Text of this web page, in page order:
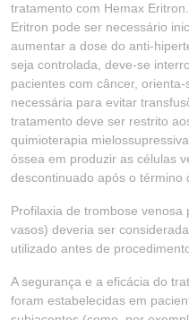
tratamento com Hemax
Eritron pode ser necessário
aumentar a dose do anti-
seja controlada, deve-se
pacientes com câncer,
necessária para evitar
tratamento deve ser restrito
quimioterapia
óssea em produzir as células
descontinuado após o término
Profilaxia de trombose
vasos) deveria ser
utilizado antes de
A segurança e a eficácia do
foram estabelecidas em